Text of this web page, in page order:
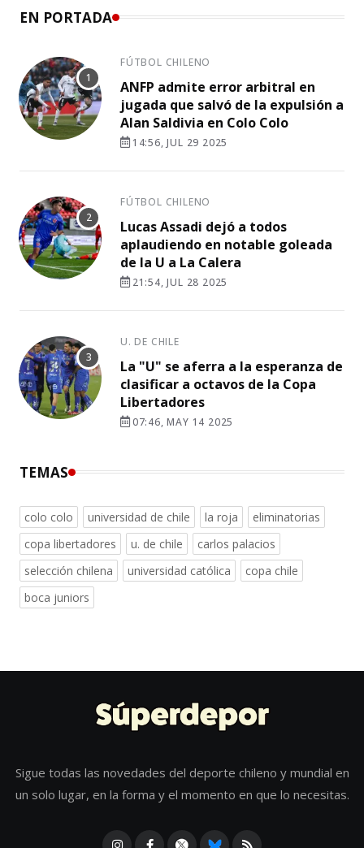
EN PORTADA
FÚTBOL CHILENO
ANFP admite error arbitral en
jugada que salvó de la expulsión a
Alan Saldivia en Colo Colo
14:56, JUL 29 2025
FÚTBOL CHILENO
Lucas Assadi dejó a todos
aplaudiendo en notable goleada
de la U a La Calera
21:54, JUL 28 2025
U. DE CHILE
La "U" se aferra a la esperanza de
clasificar a octavos de la Copa
Libertadores
07:46, MAY 14 2025
TEMAS
colo colo universidad de chile la roja
eliminatorias
copa libertadores
u. de chile
carlos palacios
selección chilena
universidad católica
copa chile
boca juniors
Sigue todas las novedades del deporte chileno y mundial en
un solo lugar, en la forma y el momento en que lo necesitas.